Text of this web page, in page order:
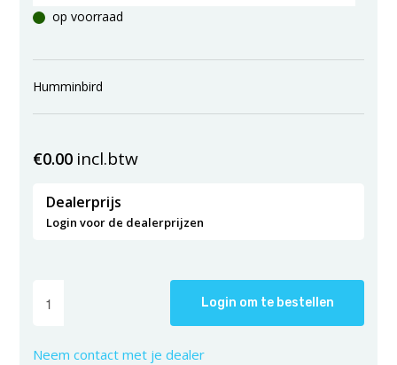
op voorraad
Humminbird
€0.00 incl.btw
Dealerprijs
Login voor de dealerprijzen
Login om te bestellen
Neem contact met je dealer